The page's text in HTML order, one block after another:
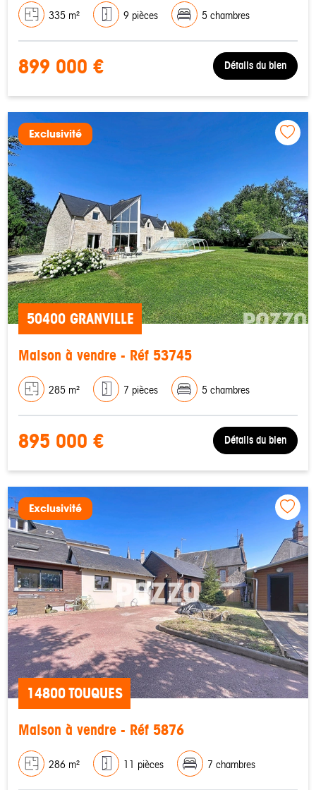
335 m² 9 pièces 5 chambres
899 000 € Détails du bien
Exclusivité
50400 GRANVILLE
Maison à vendre - Réf 53745
285 m² 7 pièces 5 chambres
895 000 € Détails du bien
Exclusivité
14800 TOUQUES
Maison à vendre - Réf 5876
286 m² 11 pièces 7 chambres